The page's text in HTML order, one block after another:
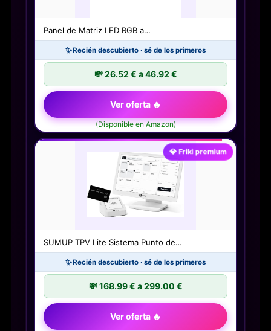
Panel de Matriz LED RGB a…
✨Recién descubierto · sé de los primeros
💸 26.52 € a 46.92 €
Ver oferta 🔥
(Disponible en Amazon)
💎 Friki premium
SUMUP TPV Lite Sistema Punto de…
✨Recién descubierto · sé de los primeros
💸 168.99 € a 299.00 €
Ver oferta 🔥